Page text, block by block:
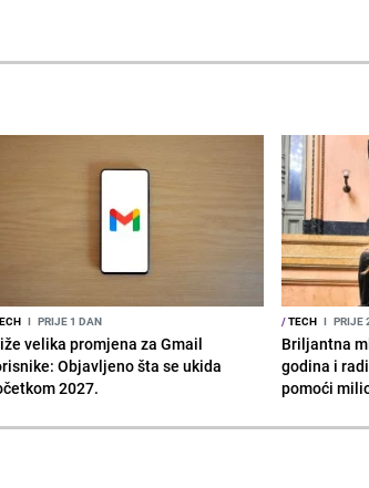
I PRIJE 1 DAN
velika promjena za Gmail
Objavljeno šta se ukida
2027.
/TECH I PRIJE
Briljantna
godina i
pomoći